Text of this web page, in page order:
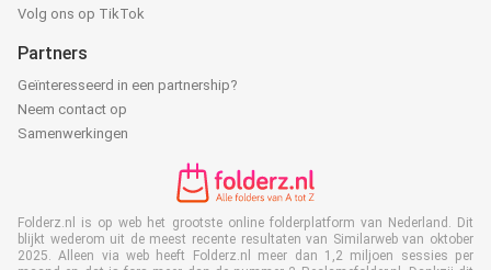
Volg ons op TikTok
Partners
Geïnteresseerd in een partnership?
Neem contact op
Samenwerkingen
Folderz.nl is op web het grootste online folderplatform van Nederland. Dit
blijkt wederom uit de meest recente resultaten van Similarweb van oktober
2025. Alleen via web heeft Folderz.nl meer dan 1,2 miljoen sessies per